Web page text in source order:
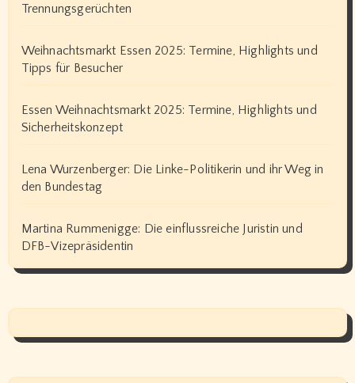
Trennungsgerüchten
Weihnachtsmarkt Essen 2025: Termine, Highlights und
Tipps für Besucher
Essen Weihnachtsmarkt 2025: Termine, Highlights und
Sicherheitskonzept
Lena Wurzenberger: Die Linke-Politikerin und ihr Weg in
den Bundestag
Martina Rummenigge: Die einflussreiche Juristin und
DFB-Vizepräsidentin